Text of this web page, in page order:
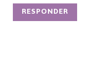
RESPONDER